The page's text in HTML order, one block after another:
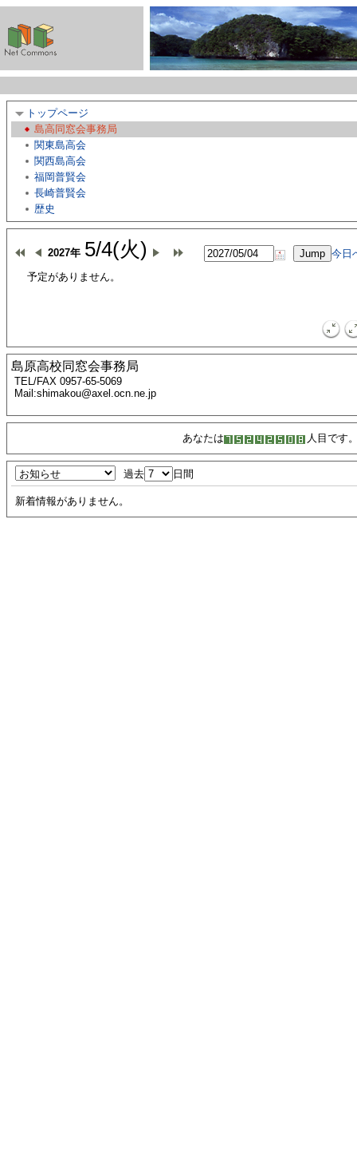
トップページ
島高同窓会事務局
関東島高会
関西島高会
福岡普賢会
長崎普賢会
歴史
2027年 5/4(火)
今日
予定がありません。
島原高校同窓会事務局
TEL/FAX 0957-65-5069
Mail:shimakou@axel.ocn.ne.jp
あなたは 人目です
過去 日間
新着情報がありません。